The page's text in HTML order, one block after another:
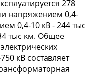
278
напряжением 0,4-
0,4-10 кВ - 244 тыс
тыс км. Общее
кВ составляет